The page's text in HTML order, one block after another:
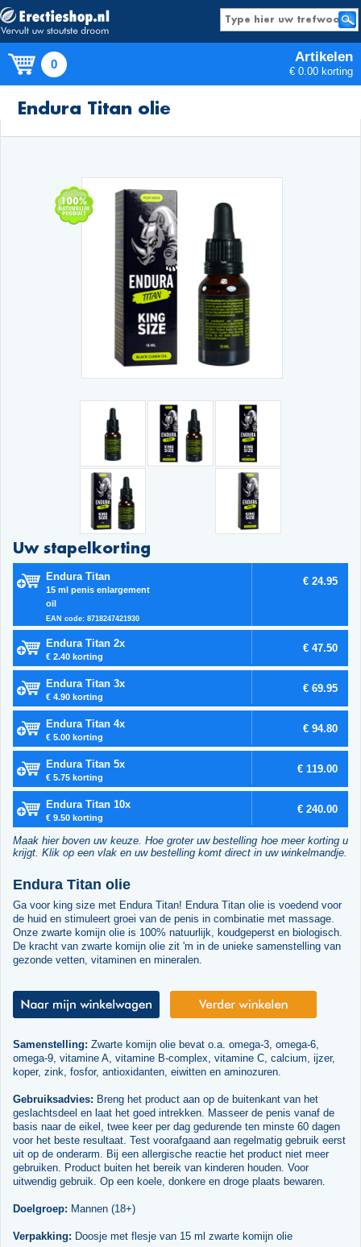
0 Artikelen
€ 0.00 korting
Producten
Endura Titan olie
Uw stapelkorting
Endura Titan
15 ml penis enlargement
oil
EAN code: 8718247421930
€ 24.95
Endura Titan 2x
€ 2.40 korting
€ 47.50
Endura Titan 3x
€ 4.90 korting
€ 69.95
Endura Titan 4x
€ 5.00 korting
€ 94.80
Endura Titan 5x
€ 5.75 korting
€ 119.00
Endura Titan 10x
€ 9.50 korting
€ 240.00
Maak hier boven uw keuze. Hoe groter uw bestelling hoe meer korting u
krijgt. Klik op een vlak en uw bestelling komt direct in uw winkelmandje.
Endura Titan olie
Ga voor king size met Endura Titan! Endura Titan olie is voedend voor
de huid en stimuleert groei van de penis in combinatie met massage.
Onze zwarte komijn olie is 100% natuurlijk, koudgeperst en biologisch.
De kracht van zwarte komijn olie zit 'm in de unieke samenstelling van
gezonde vetten, vitaminen en mineralen.
Samenstelling: Zwarte komijn olie bevat o.a. omega-3, omega-6,
omega-9, vitamine A, vitamine B-complex, vitamine C, calcium, ijzer,
koper, zink, fosfor, antioxidanten, eiwitten en aminozuren.
Gebruiksadvies: Breng het product aan op de buitenkant van het
geslachtsdeel en laat het goed intrekken. Masseer de penis vanaf de
basis naar de eikel, twee keer per dag gedurende ten minste 60 dagen
voor het beste resultaat. Test voorafgaand aan regelmatig gebruik eerst
uit op de onderarm. Bij een allergische reactie het product niet meer
gebruiken. Product buiten het bereik van kinderen houden. Voor
uitwendig gebruik. Op een koele, donkere en droge plaats bewaren.
Doelgroep: Mannen (18+)
Verpakking: Doosje met flesje van 15 ml zwarte komijn olie